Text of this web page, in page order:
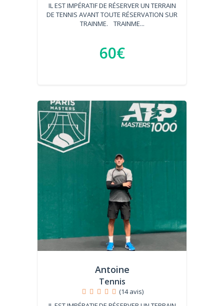
IL EST IMPÉRATIF DE RÉSERVER UN TERRAIN
DE TENNIS AVANT TOUTE RÉSERVATION SUR
TRAINME. TRAINME...
60€
Antoine
Tennis
(14 avis)